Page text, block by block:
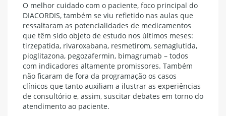
O melhor cuidado com o paciente, foco principal do
DIACORDIS, também se viu refletido nas aulas que
ressaltaram as potencialidades de medicamentos
que têm sido objeto de estudo nos últimos meses:
tirzepatida, rivaroxabana, resmetirom, semaglutida,
pioglitazona, pegozafermin, bimagrumab – todos
com indicadores altamente promissores. Também
não ficaram de fora da programação os casos
clínicos que tanto auxiliam a ilustrar as experiências
de consultório e, assim, suscitar debates em torno do
atendimento ao paciente.